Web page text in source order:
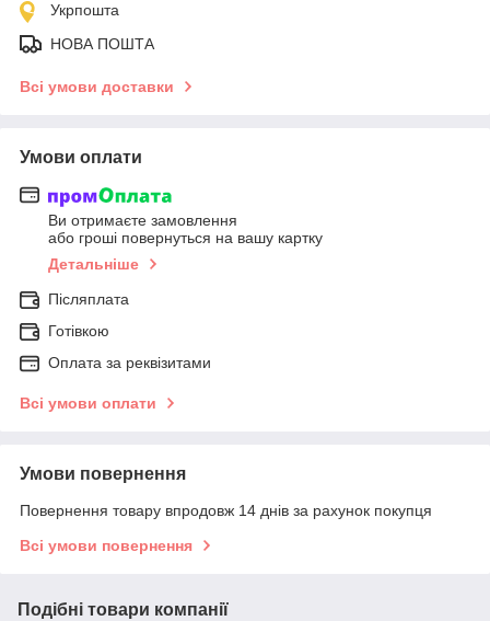
Укрпошта
НОВА ПОШТА
Всі умови доставки
Умови оплати
Ви отримаєте замовлення
або гроші повернуться на вашу картку
Детальніше
Післяплата
Готівкою
Оплата за реквізитами
Всі умови оплати
Умови повернення
Повернення товару впродовж 14 днів за рахунок покупця
Всі умови повернення
Подібні товари компанії